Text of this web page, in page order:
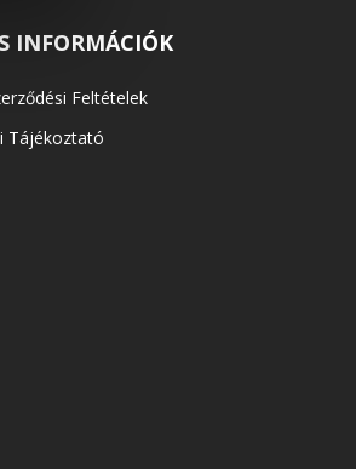
INFORMÁCIÓK
Feltételek
Tájékoztató